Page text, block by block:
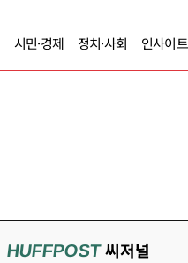
시민·경제 정치·사회 인사이트
HUFFPOST씨저널